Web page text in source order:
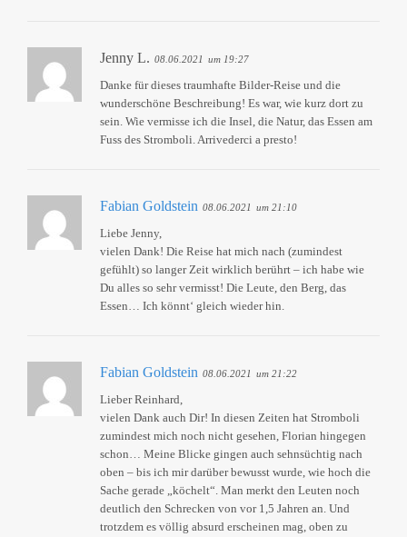
Jenny L. 08.06.2021 um 19:27
Danke für dieses traumhafte Bilder-Reise und die
wunderschöne Beschreibung! Es war, wie kurz dort zu
sein. Wie vermisse ich die Insel, die Natur, das Essen am
Fuss des Stromboli. Arrivederci a presto!
Fabian Goldstein 08.06.2021 um 21:10
Liebe Jenny,
vielen Dank! Die Reise hat mich nach (zumindest
gefühlt) so langer Zeit wirklich berührt – ich habe wie
Du alles so sehr vermisst! Die Leute, den Berg, das
Essen… Ich könnt‘ gleich wieder hin.
Fabian Goldstein 08.06.2021 um 21:22
Lieber Reinhard,
vielen Dank auch Dir! In diesen Zeiten hat Stromboli
zumindest mich noch nicht gesehen, Florian hingegen
schon… Meine Blicke gingen auch sehnsüchtig nach
oben – bis ich mir darüber bewusst wurde, wie hoch die
Sache gerade „köchelt“. Man merkt den Leuten noch
deutlich den Schrecken von vor 1,5 Jahren an. Und
trotzdem es völlig absurd erscheinen mag, oben zu